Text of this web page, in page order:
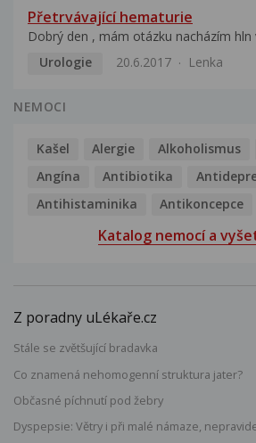
Přetrvávající hematurie
Dobrý den , mám otázku nacházím hln
Urologie
20.6.2017 Lenka
NEMOCI
Kašel Alergie Alkoholismus
Angína
Antibiotika
Antihistaminika
Antikoncepce
Katalog nemocí a
Z poradny uLékaře.cz
Stále se zvětšující bradavka
Co znamená nehomogenní struktura jater?
Občasné píchnutí pod žebry
Dyspepsie: Větry i při malé námaze,